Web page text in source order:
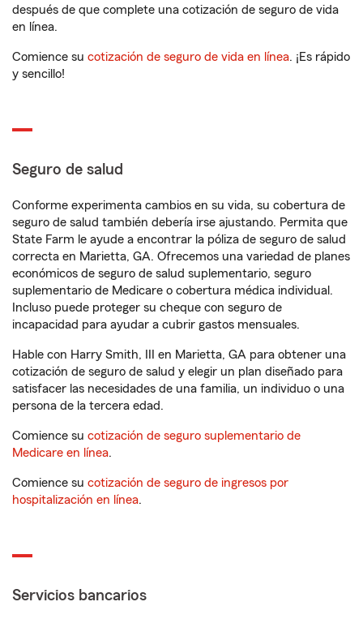
después de que complete una cotización de seguro de vida
en línea.
Comience su cotización de seguro de vida en línea. ¡Es rápido
y sencillo!
Seguro de salud
Conforme experimenta cambios en su vida, su cobertura de
seguro de salud también debería irse ajustando. Permita que
State Farm le ayude a encontrar la póliza de seguro de salud
correcta en Marietta, GA. Ofrecemos una variedad de planes
económicos de seguro de salud suplementario, seguro
suplementario de Medicare o cobertura médica individual.
Incluso puede proteger su cheque con seguro de
incapacidad para ayudar a cubrir gastos mensuales.
Hable con Harry Smith, III en Marietta, GA para obtener una
cotización de seguro de salud y elegir un plan diseñado para
satisfacer las necesidades de una familia, un individuo o una
persona de la tercera edad.
Comience su cotización de seguro suplementario de
Medicare en línea.
Comience su cotización de seguro de ingresos por
hospitalización en línea.
Servicios bancarios